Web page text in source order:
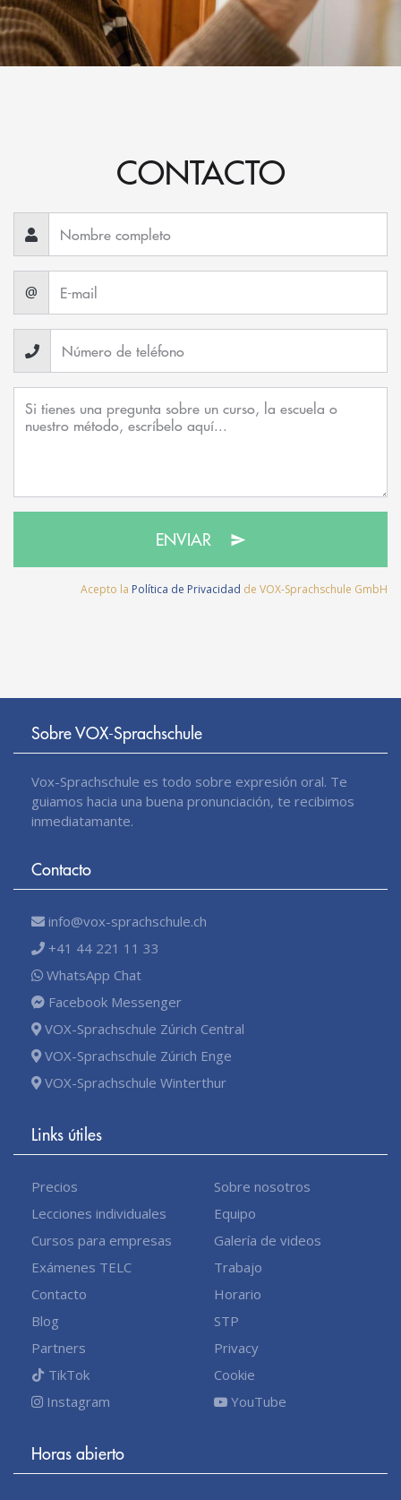
CONTACTO
@
ENVIAR
Acepto la Política de Privacidad de VOX-Sprachschule GmbH
Sobre VOX-Sprachschule
Vox-Sprachschule es todo sobre expresión oral. Te
guiamos hacia una buena pronunciación, te recibimos
inmediatamante.
Contacto
info@vox-sprachschule.ch
+41 44 221 11 33
WhatsApp Chat
Facebook Messenger
VOX-Sprachschule Zúrich Central
VOX-Sprachschule Zúrich Enge
VOX-Sprachschule Winterthur
Links útiles
Precios
Lecciones individuales
Cursos para empresas
Exámenes TELC
Contacto
Blog
Partners
TikTok
Instagram
Sobre nosotros
Equipo
Galería de videos
Trabajo
Horario
STP
Privacy
Cookie
YouTube
Horas abierto